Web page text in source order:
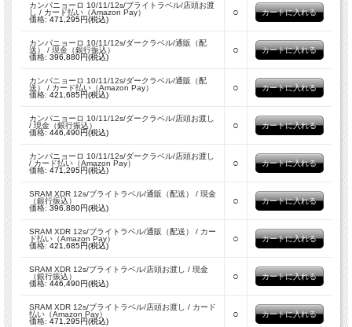
カンパニョーロ 10/11/12s/ブライトラベル/店頭お渡
し / カード払い（Amazon Pay）
価格: 471,295円(税込)
○
カンパニョーロ 10/11/12s/ダークラベル/通販（配
送） / 現金（銀行振込）
価格: 396,880円(税込)
○
カンパニョーロ 10/11/12s/ダークラベル/通販（配
送） / カード払い（Amazon Pay）
価格: 421,685円(税込)
○
カンパニョーロ 10/11/12s/ダークラベル/店頭お渡し
/ 現金（銀行振込）
価格: 446,490円(税込)
○
カンパニョーロ 10/11/12s/ダークラベル/店頭お渡し
/ カード払い（Amazon Pay）
価格: 471,295円(税込)
○
SRAM XDR 12s/ブライトラベル/通販（配送） / 現金
（銀行振込）
価格: 396,880円(税込)
○
SRAM XDR 12s/ブライトラベル/通販（配送） / カー
ド払い（Amazon Pay）
価格: 421,685円(税込)
○
SRAM XDR 12s/ブライトラベル/店頭お渡し / 現金
（銀行振込）
価格: 446,490円(税込)
○
SRAM XDR 12s/ブライトラベル/店頭お渡し / カード
払い（Amazon Pay）
価格: 471,295円(税込)
○